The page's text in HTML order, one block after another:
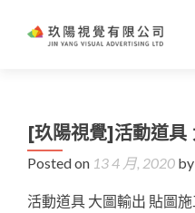
[玖陽視覺]活動道具
Posted on 13 4 月, 2020 by
活動道具 大圖輸出 貼圖施